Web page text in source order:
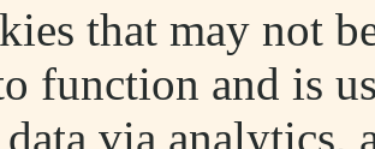
that may not
function and is
via analytics,